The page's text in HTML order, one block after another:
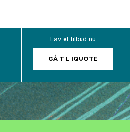
Lav et tilbud nu
GÅ TIL IQUOTE